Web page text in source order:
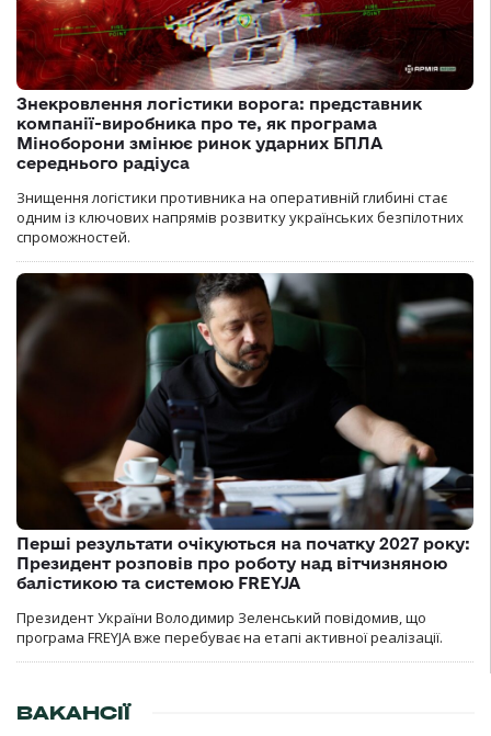
Знекровлення логістики ворога: представник
компанії-виробника про те, як програма
Міноборони змінює ринок ударних БПЛА
середнього радіуса
Знищення логістики противника на оперативній глибині стає
одним із ключових напрямів розвитку українських безпілотних
спроможностей.
Перші результати очікуються на початку 2027 року:
Президент розповів про роботу над вітчизняною
балістикою та системою FREYJA
Президент України Володимир Зеленський повідомив, що
програма FREYJA вже перебуває на етапі активної реалізації.
ВАКАНСІЇ